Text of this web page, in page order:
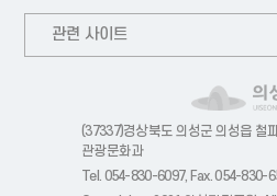
(37337)경상북도 의성군 의성읍 철
관광문화과
Tel. 054-830-6097, Fax. 054-830-